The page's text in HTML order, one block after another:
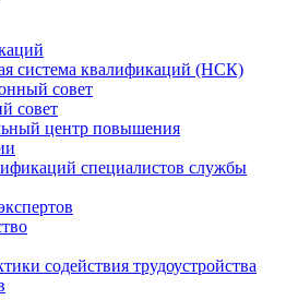
система квалификаций (НСК)
совет
совет
центр повышения
специалистов службы
содействия трудоустройства